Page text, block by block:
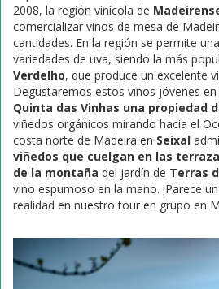
2008, la región vinícola de
comercializar vinos de mesa de
cantidades. En la región se permite
variedades de uva, siendo la más
Verdelho, que produce un excelente
Degustaremos estos vinos jóvenes
Quinta das Vinhas una propiedad
viñedos orgánicos mirando hacia el
costa norte de Madeira en Seixal
viñedos que cuelgan en las
de la montaña del jardín de Terras
vino espumoso en la mano. ¡Parece
realidad en nuestro tour en grupo en